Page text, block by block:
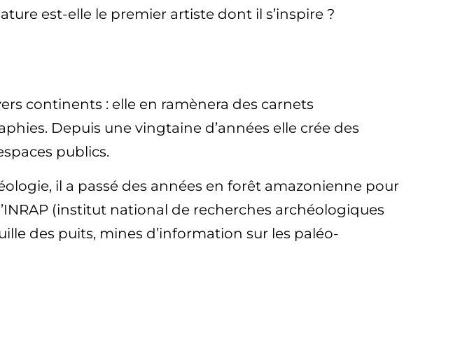
est-elle le premier artiste dont il s’inspire ?
continents : elle en ramènera des carnets
Depuis une vingtaine d’années elle crée des
publics.
il a passé des années en forêt amazonienne pour
(institut national de recherches archéologiques
des puits, mines d’information sur les paléo-